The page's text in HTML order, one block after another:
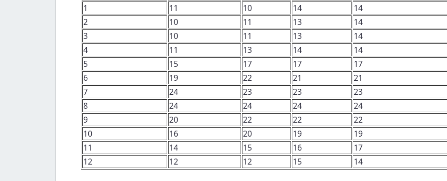
1
11 10 14
14
2
10 11 13
14
3
10 11 13
14
4
11 13 14
14
5
15 17 17
17
6
19 22 21
21
7
24 23 23
23
8
24 24 24
24
9
20 22 22
22
10
16 20 19
19
11
14 15 16
17
12
12 12 15 14